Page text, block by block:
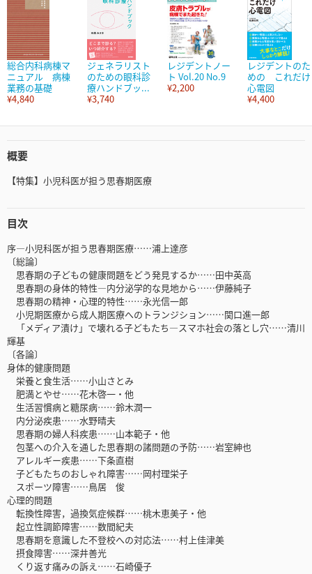
総合内科病棟マ
ニュアル 病棟
業務の基礎
¥4,840
ジェネラリスト
のための眼科診
療ハンドブッ...
¥3,740
レジデントノー
ト Vol.20 No.9
¥2,200
レジデントのた
めの これだけ
心電図
¥4,400
概要
【特集】小児科医が担う思春期医療
目次
序―小児科医が担う思春期医療……浦上達彦
〔総論〕
思春期の子どもの健康問題をどう発見するか……田中英高
思春期の身体的特性―内分泌学的な見地から……伊藤純子
思春期の精神・心理的特性……永光信一郎
小児期医療から成人期医療へのトランジション……関口進一郎
「メディア漬け」で壊れる子どもたち―スマホ社会の落とし穴……清川
輝基
〔各論〕
身体的健康問題
栄養と食生活……小山さとみ
肥満とやせ……花木啓一・他
生活習慣病と糖尿病……鈴木潤一
内分泌疾患……水野晴夫
思春期の婦人科疾患……山本範子・他
包茎への介入を通した思春期の諸問題の予防……岩室紳也
アレルギー疾患……下条直樹
子どもたちのおしゃれ障害……岡村理栄子
スポーツ障害……鳥居 俊
心理的問題
転換性障害，過換気症候群……桃木恵美子・他
起立性調節障害……数間紀夫
思春期を意識した不登校への対応法……村上佳津美
摂食障害……深井善光
くり返す痛みの訴え……石崎優子